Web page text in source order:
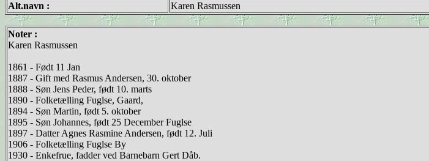
Alt.navn : Karen Rasmussen
Noter :
Karen Rasmussen
1861 - Født 11 Jan
1887 - Gift med Rasmus Andersen, 30. oktober
1888 - Søn Jens Peder, født 10. marts
1890 - Folketælling Fuglse, Gaard,
1894 - Søn Martin, født 5. oktober
1895 - Søn Johannes, født 25 December Fuglse
1897 - Datter Agnes Rasmine Andersen, født 12. Juli
1906 - Folketælling Fuglse By
1930 - Enkefrue, fadder ved Barnebarn Gert Dåb.